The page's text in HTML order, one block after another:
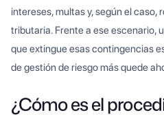
intereses, multas y, según el caso,
tributaria. Frente a ese escenario,
que extingue esas contingencias
de gestión de riesgo más quede
¿Cómo es el